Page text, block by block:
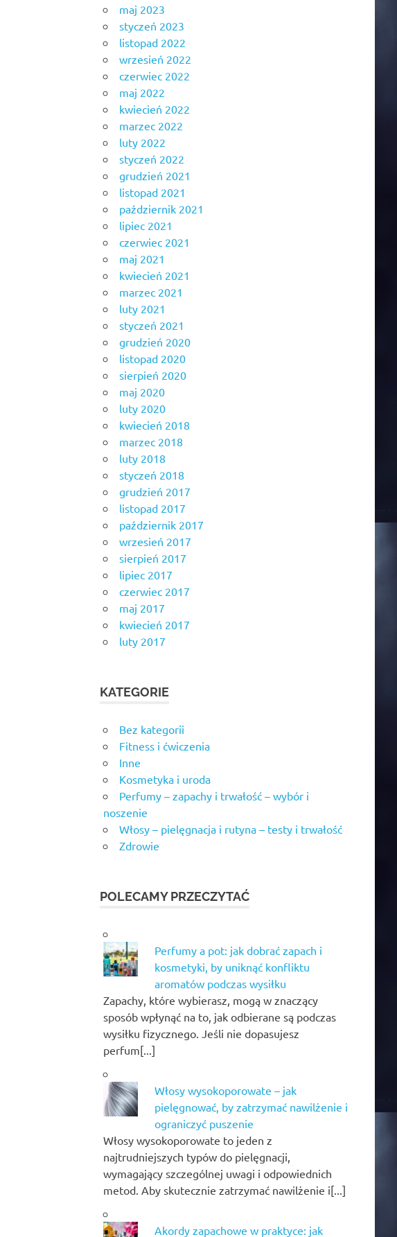
maj 2023
styczeń 2023
listopad 2022
wrzesień 2022
czerwiec 2022
maj 2022
kwiecień 2022
marzec 2022
luty 2022
styczeń 2022
grudzień 2021
listopad 2021
październik 2021
lipiec 2021
czerwiec 2021
maj 2021
kwiecień 2021
marzec 2021
luty 2021
styczeń 2021
grudzień 2020
listopad 2020
sierpień 2020
maj 2020
luty 2020
kwiecień 2018
marzec 2018
luty 2018
styczeń 2018
grudzień 2017
listopad 2017
październik 2017
wrzesień 2017
sierpień 2017
lipiec 2017
czerwiec 2017
maj 2017
kwiecień 2017
luty 2017
KATEGORIE
Bez kategorii
Fitness i ćwiczenia
Inne
Kosmetyka i uroda
Perfumy – zapachy i trwałość – wybór i
noszenie
Włosy – pielęgnacja i rutyna – testy i trwałość
Zdrowie
POLECAMY PRZECZYTAĆ
Perfumy a pot: jak dobrać zapach i
kosmetyki, by uniknąć konfliktu
aromatów podczas wysiłku
Zapachy, które wybierasz, mogą w znaczący
sposób wpłynąć na to, jak odbierane są podczas
wysiłku fizycznego. Jeśli nie dopasujesz
perfum[...]
Włosy wysokoporowate – jak
pielęgnować, by zatrzymać nawilżenie i
ograniczyć puszenie
Włosy wysokoporowate to jeden z
najtrudniejszych typów do pielęgnacji,
wymagający szczególnej uwagi i odpowiednich
metod. Aby skutecznie zatrzymać nawilżenie i[...]
Akordy zapachowe w praktyce: jak